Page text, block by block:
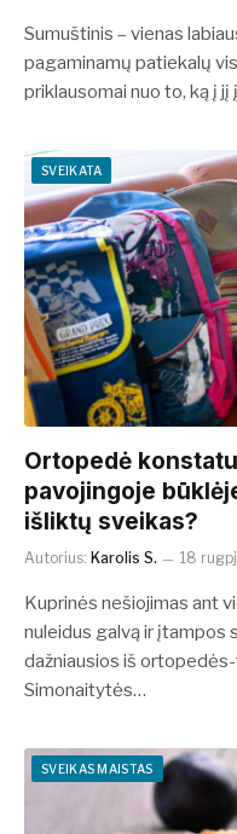
Sumuštinis – vienas
pagaminamų patiekalų
priklausomai nuo to, ką į
SVEIKATA
Ortopedė
pavojingoje
išliktų sveikas?
Autorius: Karolis S. 18
Kuprinės nešiojimas ant
nuleidus galvą ir įtampos
dažniausios iš
Simonaitytės…
SVEIKAS MAISTAS